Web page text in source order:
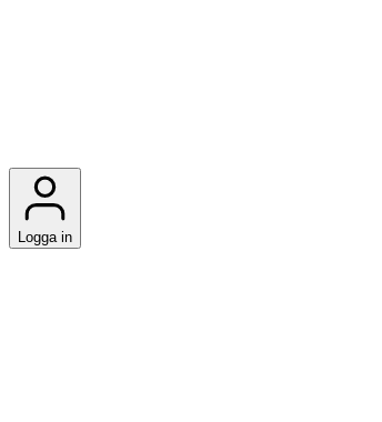
Logga in